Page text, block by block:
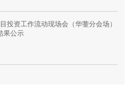
投资工作流动现场会（华蓥分会场）
果公示